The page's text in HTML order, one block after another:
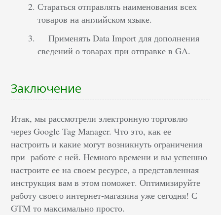
Стараться отправлять наименования всех
товаров на английском языке.
Применять Data Import для дополнения
сведений о товарах при отправке в GA.
Заключение
Итак, мы рассмотрели электронную торговлю
через Google Tag Manager. Что это, как ее
настроить и какие могут возникнуть ограничения
при работе с ней. Немного времени и вы успешно
настроите ее на своем ресурсе, а представленная
инструкция вам в этом поможет. Оптимизируйте
работу своего интернет-магазина уже сегодня! С
GTM то максимально просто.